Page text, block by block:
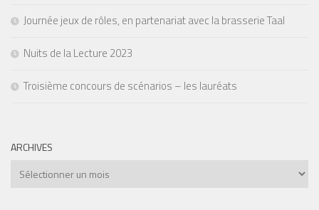
Journée jeux de rôles, en partenariat avec la brasserie Taal
Nuits de la Lecture 2023
Troisième concours de scénarios – les lauréats
ARCHIVES
Archives